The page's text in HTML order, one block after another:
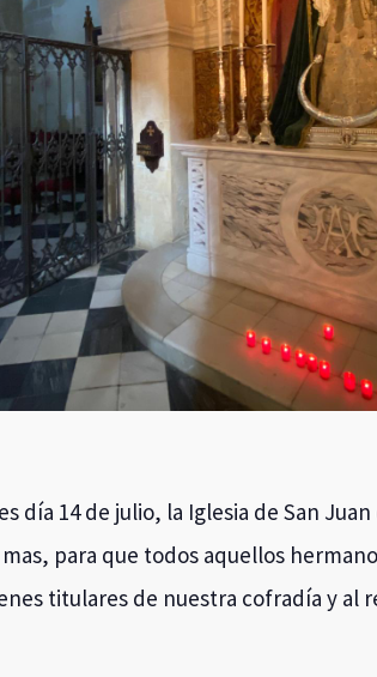
día 14 de julio, la Iglesia de San
para que todos aquellos
titulares de nuestra cofradía y al